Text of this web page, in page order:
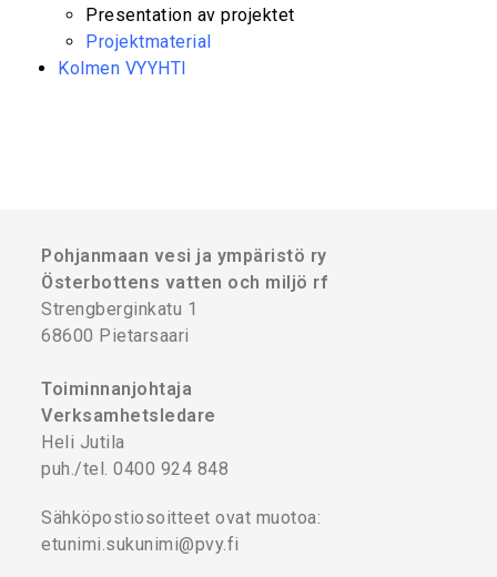
Presentation av projektet
Projektmaterial
Kolmen VYYHTI
Pohjanmaan vesi ja ympäristö ry
Österbottens vatten och miljö rf
Strengberginkatu 1
68600 Pietarsaari
Toiminnanjohtaja
Verksamhetsledare
Heli Jutila
puh./tel. 0400 924 848
Sähköpostiosoitteet ovat muotoa:
etunimi.sukunimi@pvy.fi